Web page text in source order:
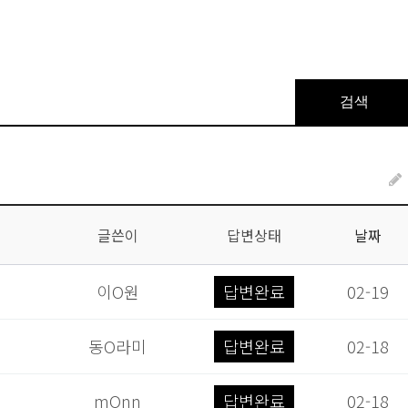
검색
글쓴이 답변상태 날짜
이O원 답변완료 02-19
동O라미 답변완료 02-18
mOnn 답변완료 02-18